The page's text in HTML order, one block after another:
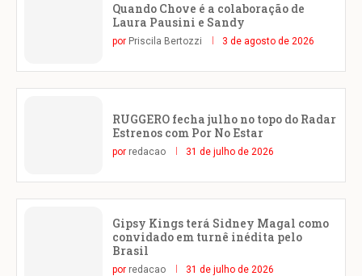
Quando Chove é a colaboração de
Laura Pausini e Sandy
por Priscila Bertozzi 3 de agosto de 2026
RUGGERO fecha julho no topo do Radar
Estrenos com Por No Estar
por redacao 31 de julho de 2026
Gipsy Kings terá Sidney Magal como
convidado em turnê inédita pelo
Brasil
por redacao 31 de julho de 2026